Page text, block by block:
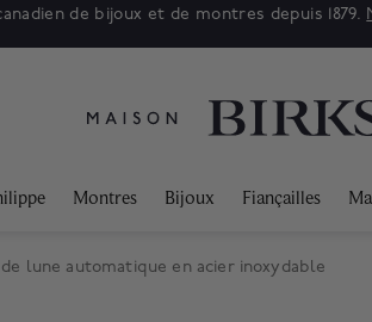
de bijoux et de montres depuis 1879.
Montres Bijoux Fiançailles
lune automatique en acier inoxydable